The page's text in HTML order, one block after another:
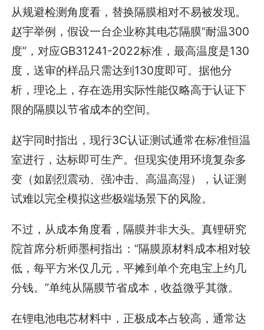
从规避检测角度看，替换隔膜相对不易被发现。
赵宇举例，假设一台企业称其电芯隔膜“耐温300
度”，对应GB31241-2022标准，最高温度是130
度，送审的样品只需达到130度即可。据他分
析，理论上，存在选用实际性能仅略高于认证下
限的隔膜以节省成本的空间。
赵宇同时指出，现行3C认证测试通常在标准恒温
室进行，达标即可生产。但现实使用环境复杂多
变（如剧烈震动、强冲击、高温高湿），认证测
试难以完全模拟这些极端场景下的风险。
不过，从成本角度看，隔膜并非大头。真锂研究
院首席分析师墨柯指出：“隔膜原材料成本相对较
低，每平方米仅几元，平摊到单个充电宝上约几
分钱。”单纯从隔膜节省成本，收益微乎其微。
在锂电池电芯材料中，正极成本占较高，通常达